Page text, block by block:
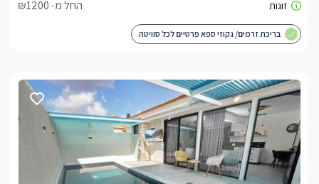
החל מ- ₪1200
בריכת זרמים/ גקוזי ספא פרטיים לכל סוויטה